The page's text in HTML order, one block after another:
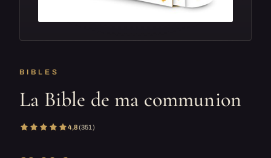
BIBLES
La Bible de ma communion
4,8(351)